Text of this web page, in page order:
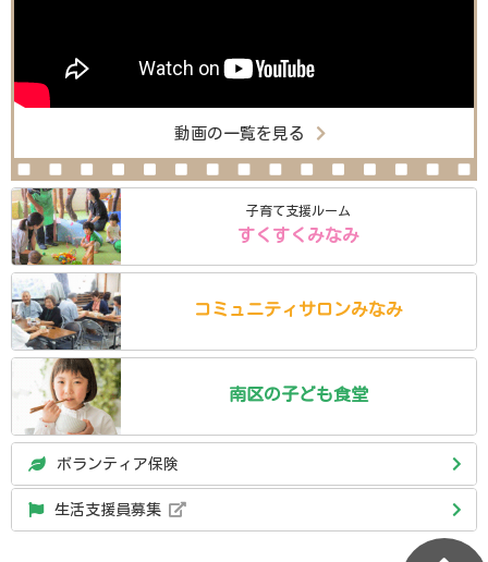
動画の一覧を見る
子育て支援ルーム
すくすくみなみ
コミュニティ サロンみなみ
南区の子ども食堂
ボランティア保険
生活支援員募集